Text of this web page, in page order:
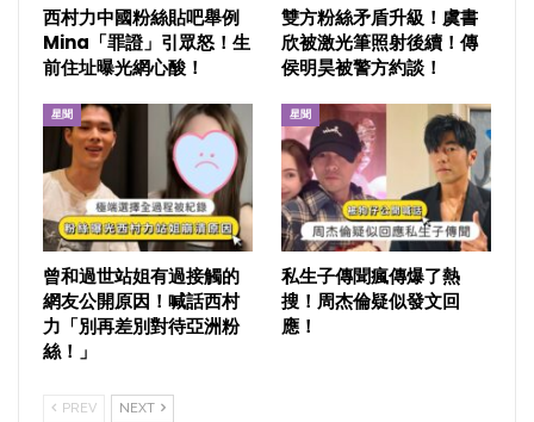
西村力中國粉絲貼吧舉例
Mina「罪證」引眾怒！生
前住址曝光網心酸！
雙方粉絲矛盾升級！虞書
欣被激光筆照射後續！傳
侯明昊被警方約談！
星聞
曾和過世站姐有過接觸的
網友公開原因！喊話西村
力「別再差別對待亞洲粉
絲！」
星聞
私生子傳聞瘋傳爆了熱
搜！周杰倫疑似發文回
應！
PREV NEXT